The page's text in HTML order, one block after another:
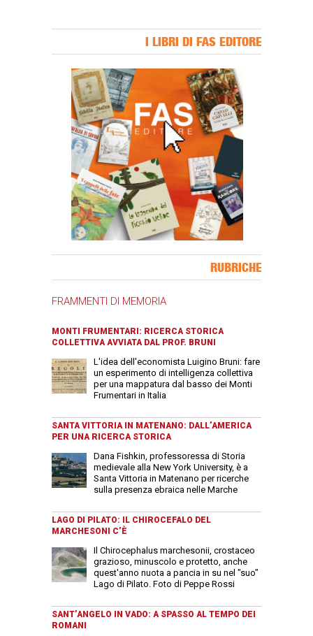
I LIBRI DI FAS EDITORE
RUBRICHE
FRAMMENTI DI MEMORIA
MONTI FRUMENTARI: RICERCA STORICA
COLLETTIVA AVVIATA DAL PROF. BRUNI
L'idea dell'economista Luigino Bruni: fare
un esperimento di intelligenza collettiva
per una mappatura dal basso dei Monti
Frumentari in Italia
SANTA VITTORIA IN MATENANO: DALL’AMERICA
PER UNA RICERCA STORICA
Dana Fishkin, professoressa di Storia
medievale alla New York University, è a
Santa Vittoria in Matenano per ricerche
sulla presenza ebraica nelle Marche
LAGO DI PILATO: IL CHIROCEFALO DEL
MARCHESONI C’È
Il Chirocephalus marchesonii, crostaceo
grazioso, minuscolo e protetto, anche
quest'anno nuota a pancia in su nel "suo"
Lago di Pilato. Foto di Peppe Rossi
SANT’ANGELO IN VADO: A SPASSO AL TEMPO DEI
ROMANI